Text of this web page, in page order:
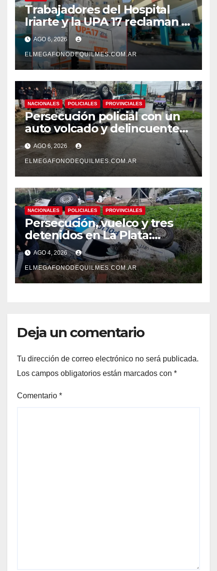
Trabajadores del Hospital
Iriarte y la UPA 17 reclaman el
pase a planta de becarios y
mejoras laborales
AGO 6, 2026
ELMEGAFONODEQUILMES.COM.AR
NACIONALES POLICIALES PROVINCIALES
Persecución policial con un
auto volcado y delincuentes
detenidos en San Francisco
Solano
AGO 6, 2026
ELMEGAFONODEQUILMES.COM.AR
NACIONALES POLICIALES PROVINCIALES
Persecución, vuelco y tres
detenidos en La Plata:
recuperaron motos robadas
tras un operativo policial
AGO 4, 2026
ELMEGAFONODEQUILMES.COM.AR
Deja un comentario
Tu dirección de correo electrónico no será publicada.
Los campos obligatorios están marcados con *
Comentario *